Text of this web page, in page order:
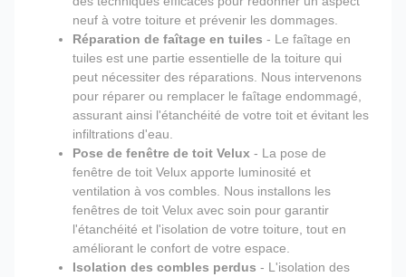
neuf à votre toiture et prévenir les dommages.
Réparation de faîtage en tuiles - Le faîtage en
tuiles est une partie essentielle de la toiture qui
peut nécessiter des réparations. Nous intervenons
pour réparer ou remplacer le faîtage endommagé,
assurant ainsi l'étanchéité de votre toit et évitant les
infiltrations d'eau.
Pose de fenêtre de toit Velux - La pose de
fenêtre de toit Velux apporte luminosité et
ventilation à vos combles. Nous installons les
fenêtres de toit Velux avec soin pour garantir
l'étanchéité et l'isolation de votre toiture, tout en
améliorant le confort de votre espace.
Isolation des combles perdus - L'isolation des